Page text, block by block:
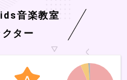
音楽教室
ター